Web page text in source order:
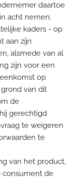
daartoe
acht nemen.
kaders - op
aan zijn
alsmede van al
zijn voor een
op
van dit
de
gerechtigd
te weigeren
te
van het product,
consument de